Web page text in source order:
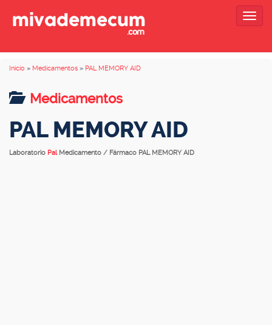
Inicio » Medicamentos » PAL MEMORY AID
Medicamentos
PAL MEMORY AID
Laboratorio Pal Medicamento / Fármaco PAL MEMORY AID